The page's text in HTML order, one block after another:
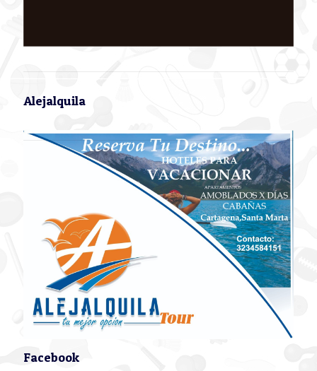
Alejalquila
Facebook